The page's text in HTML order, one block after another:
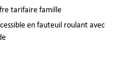
tarifaire famille
en fauteuil roulant avec